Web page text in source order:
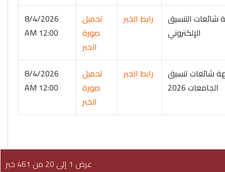
شائعات التنسيق
الإلكتروني
رابط الخبر
تحميل
صورة
الخبر
8/4/2026
12:00 AM
شائعات تنسيق
الجامعات 2026
رابط الخبر
تحميل
صورة
الخبر
8/4/2026
12:00 AM
عرض 1 إلى 20 من 461 خبر